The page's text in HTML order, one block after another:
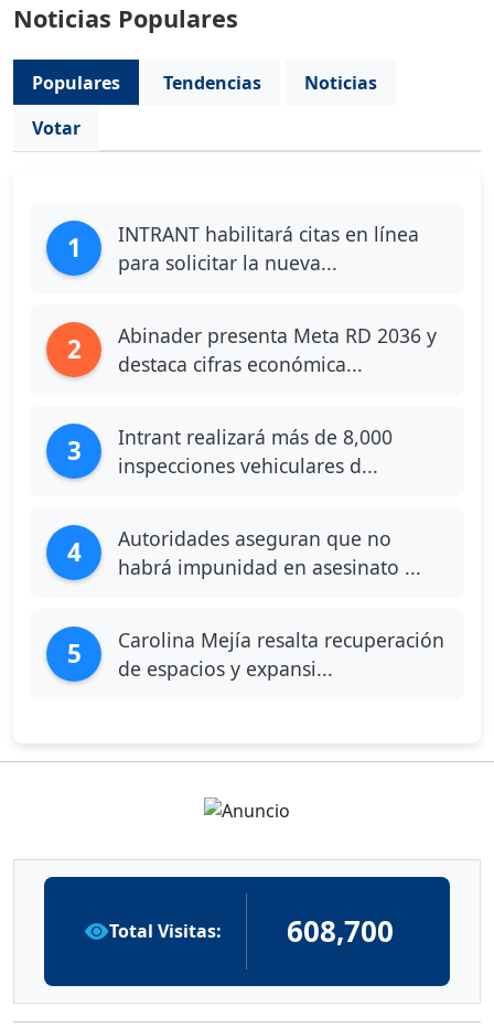
Noticias Populares
Populares Tendencias
Noticias
Votar
1
INTRANT habilitará citas en línea
para solicitar la nueva...
2
Abinader presenta Meta RD 2036 y
destaca cifras económica...
3
Intrant realizará más de 8,000
inspecciones vehiculares d...
4
Autoridades aseguran que no
habrá impunidad en asesinato ...
5
Carolina Mejía resalta recuperación
de espacios y expansi...
Total Visitas: 608,700